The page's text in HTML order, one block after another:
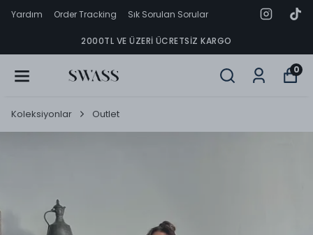
Yardım Order Tracking Sık Sorulan Sorular
2000TL VE ÜZERI ÜCRETSIZ KARGO
0
Koleksiyonlar Outlet